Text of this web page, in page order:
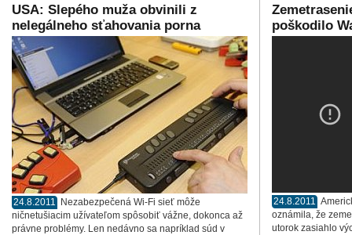
USA: Slepého muža obvinili z
nelegálneho sťahovania porna
24.8.2011
Nezabezpečená Wi-Fi sieť môže
ničnetušiacim užívateľom spôsobiť vážne, dokonca až
právne problémy. Len nedávno sa napríklad súd v
poškodilo
24.8.2011
oznámila, že
utorok zasiahlo